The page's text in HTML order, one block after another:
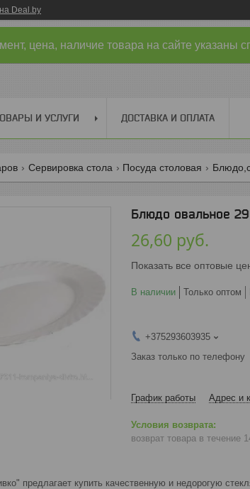
Deal.by
цена, наличие товара на сайте указаны
И УСЛУГИ ДОСТАВКА И ОПЛАТА
Сервировка стола Посуда столовая
Блюдо овальное
26,60 руб.
Показать все оптовые
В наличии Только оптом
+375293603935
Заказ только по телефону
График работы Адрес и
возврат товара в течение
предлагает купить качественную и недорогую